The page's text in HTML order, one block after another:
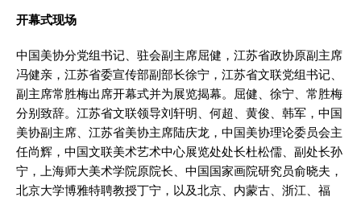
开幕式现场
中国美协分党组书记、驻会副主席屈健，江苏省政协原副主席
冯健亲，江苏省委宣传部副部长徐宁，江苏省文联党组书记、
副主席常胜梅出席开幕式并为展览揭幕。屈健、徐宁、常胜梅
分别致辞。江苏省文联领导刘轩明、何超、黄俊、韩军，中国
美协副主席、江苏省美协主席陆庆龙，中国美协理论委员会主
任尚辉，中国文联美术艺术中心展览处处长杜松儒、副处长孙
宁，上海师大美术学院原院长、中国国家画院研究员俞晓夫，
北京大学博雅特聘教授丁宁，以及北京、内蒙古、浙江、福